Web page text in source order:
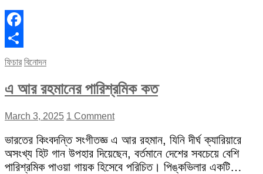
Facebook
Share
ফিচার বিনোদন
এ আর রহমানের পারিশ্রমিক কত
March 3, 2025 1 Comment
ভারতের কিংবদন্তি সংগীতজ্ঞ এ আর রহমান, যিনি দীর্ঘ ক্যারিয়ারে
অসংখ্য হিট গান উপহার দিয়েছেন, বর্তমানে দেশের সবচেয়ে বেশি
পারিশ্রমিক পাওয়া গায়ক হিসেবে পরিচিত। পিঙ্কভিলার একটি…